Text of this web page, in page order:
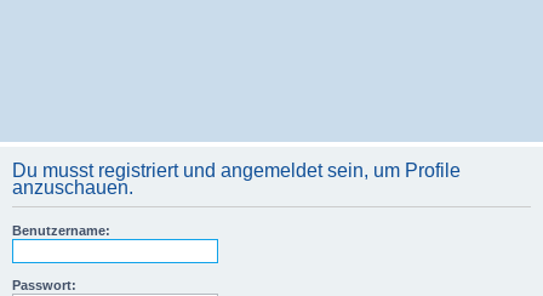
Du musst registriert und angemeldet sein, um Profile
anzuschauen.
Benutzername:
Passwort: